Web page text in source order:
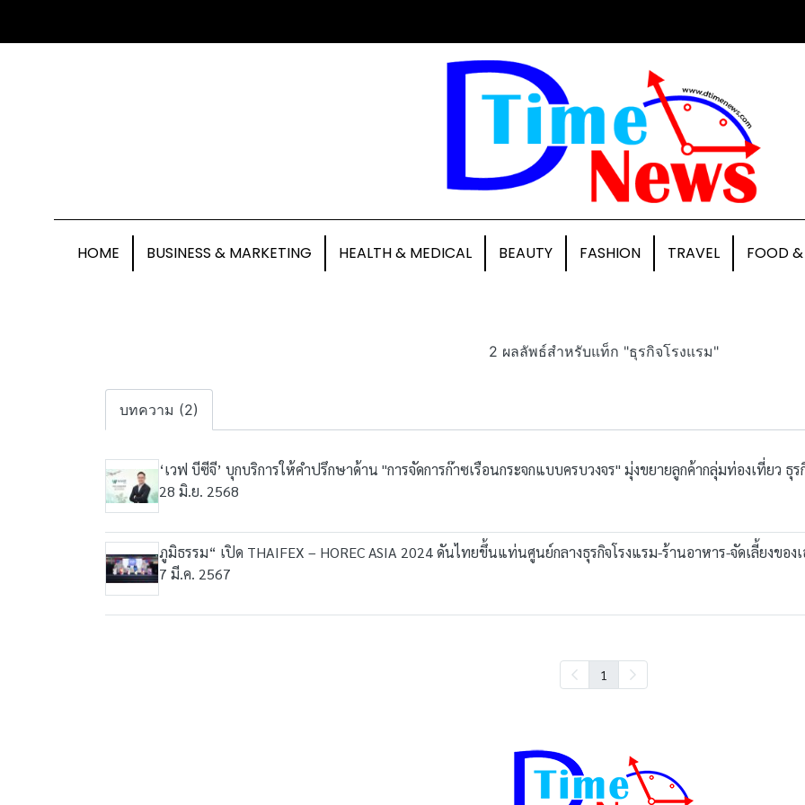
HOME BUSINESS & MARKETING HEALTH & MEDICAL BEAUTY FASHION TRAVEL FOOD &
2 ผลลัพธ์สำหรับแท็ก "ธุรกิจโรงแรม"
บทความ (2)
‘เวฟ บีซีจี’ บุกบริการให้คำปรึกษาด้าน "การจัดการก๊าซเรือนกระจกแบบครบวงจร" มุ่งขยายลูกค้ากลุ่มท่องเที่ยว ธุร
28 มิ.ย. 2568
ภูมิธรรม“ เปิด THAIFEX – HOREC ASIA 2024 ดันไทยขึ้นแท่นศูนย์กลางธุรกิจโรงแรม-ร้านอาหาร-จัดเลี้ยงของเ
7 มี.ค. 2567
1